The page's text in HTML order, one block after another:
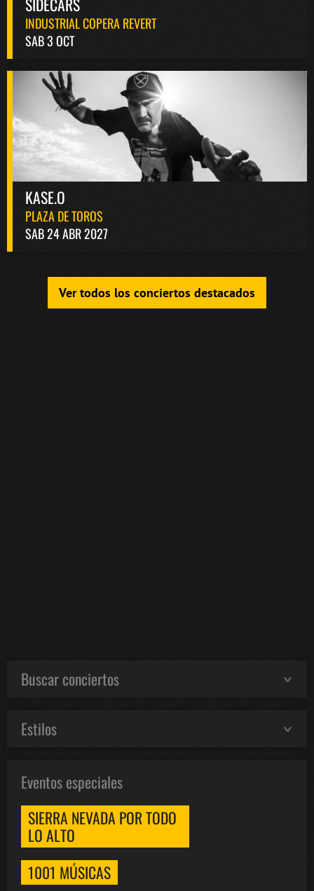
INDUSTRIAL COPERA REVERT
SAB 3 OCT
KASE.O
PLAZA DE TOROS
SAB 24 ABR 2027
Ver todos los conciertos destacados
Buscar conciertos
Estilos
Eventos especiales
SIERRA NEVADA POR TODO
LO ALTO
1001 MÚSICAS